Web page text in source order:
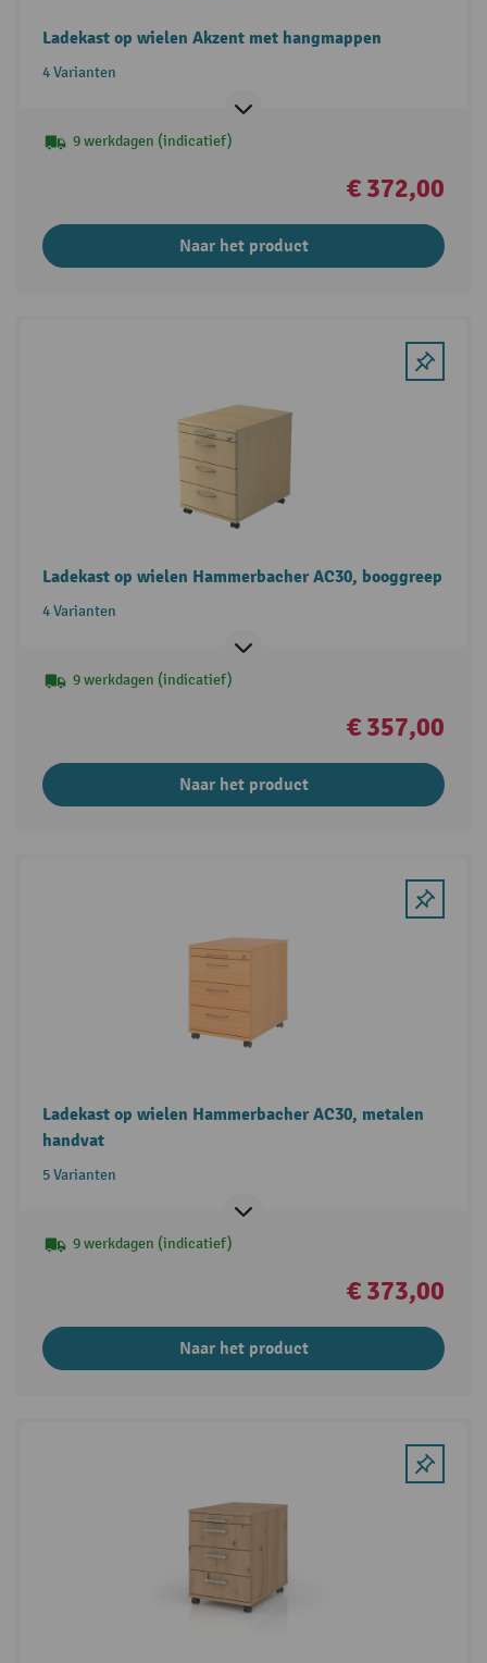
Ladekast op wielen Akzent met hangmappen
4 Varianten
9 werkdagen (indicatief)
€ 372,00
Naar het product
Ladekast op wielen Hammerbacher AC30, booggreep
4 Varianten
9 werkdagen (indicatief)
€ 357,00
Naar het product
Ladekast op wielen Hammerbacher AC30, metalen
handvat
5 Varianten
9 werkdagen (indicatief)
€ 373,00
Naar het product